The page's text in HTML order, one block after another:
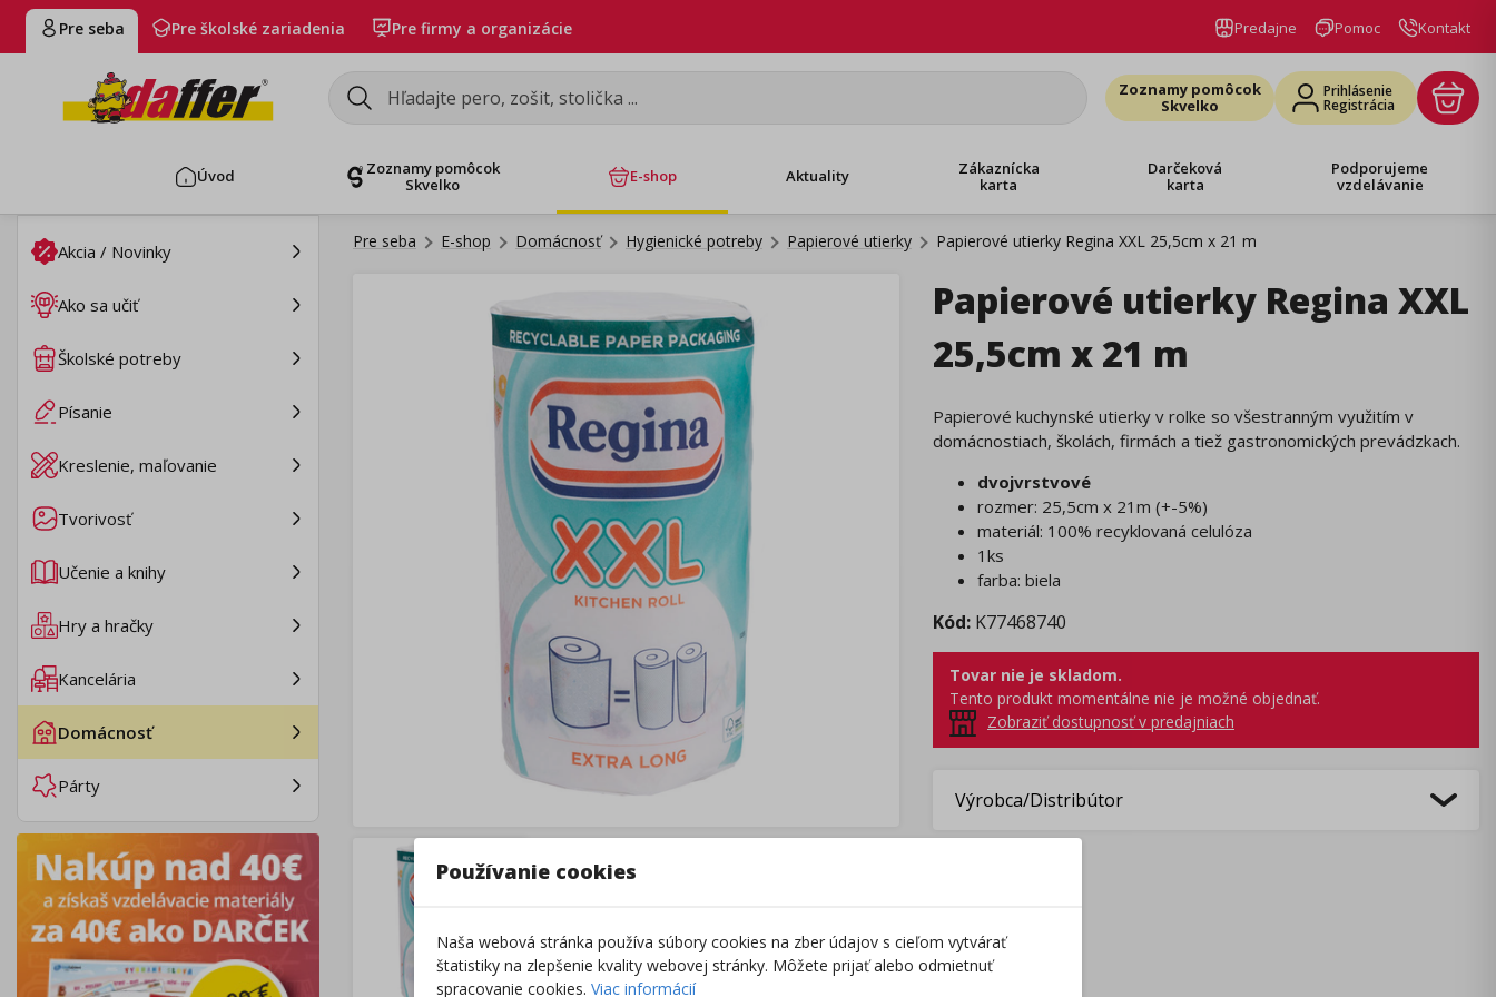
Pre seba Pre školské zariadenia Pre firmy a organizácie Predajne Pomoc Kontakt
Zoznamy pomôcok
Skvelko
Prihlásenie
Registrácia
Úvod
Zoznamy pomôcok
Skvelko
E-shop Aktuality
Zákaznícka
karta
Darčeková
karta
Podporujeme
vzdelávanie
Akcia / Novinky
Ako sa učiť
Školské potreby
Písanie
Kreslenie, maľovanie
Tvorivosť
Učenie a knihy
Hry a hračky
Kancelária
Domácnosť
Párty
Pre seba E-shop Domácnosť Hygienické potreby Papierové utierky Papierové utierky Regina XXL 25,5cm x 21 m
Papierové utierky Regina XXL
25,5cm x 21 m
Papierové kuchynské utierky v rolke so všestranným využitím v
domácnostiach, školách, firmách a tiež gastronomických prevádzkach.
dvojvrstvové
rozmer: 25,5cm x 21m (+-5%)
materiál: 100% recyklovaná celulóza
1ks
farba: biela
Kód: K77468740
Tovar nie je skladom.
Tento produkt momentálne nie je možné objednať.
Zobraziť dostupnosť v predajniach
Výrobca/Distribútor
Používanie cookies
Naša webová stránka používa súbory cookies na zber údajov s cieľom vytvárať
štatistiky na zlepšenie kvality webovej stránky. Môžete prijať alebo odmietnuť
spracovanie cookies. Viac informácií